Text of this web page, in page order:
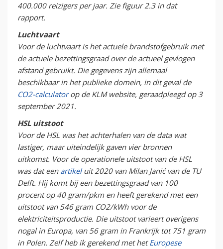
400.000 reizigers per jaar. Zie figuur 2.3 in dat
rapport.
Luchtvaart
Voor de luchtvaart is het actuele brandstofgebruik met
de actuele bezettingsgraad over de actueel gevlogen
afstand gebruikt. Die gegevens zijn allemaal
beschikbaar in het publieke domein, in dit geval de
CO2-calculatorop de KLM website, geraadpleegd op 3
september 2021.
HSL uitstoot
Voor de HSL was het achterhalen van de data wat
lastiger, maar uiteindelijk gaven vier bronnen
uitkomst. Voor de operationele uitstoot van de HSL
was dat een artikeluit 2020 van Milan Janić van de TU
Delft. Hij komt bij een bezettingsgraad van 100
procent op 40 gram/pkm en heeft gerekend met een
uitstoot van 546 gram CO2/kWh voor de
elektriciteitsproductie. Die uitstoot varieert overigens
nogal in Europa, van 56 gram in Frankrijk tot 751 gram
in Polen. Zelf heb ik gerekend met hetEuropese